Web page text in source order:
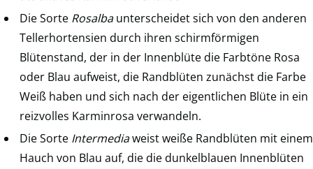
Die Sorte Rosalbaunterscheidet sich von den anderen
Tellerhortensien durch ihren schirmförmigen
Blütenstand, der in der Innenblüte die Farbtöne Rosa
oder Blau aufweist, die Randblüten zunächst die Farbe
Weiß haben und sich nach der eigentlichen Blüte in ein
reizvolles Karminrosa verwandeln.
Die Sorte Intermediaweist weiße Randblüten mit einem
Hauch von Blau auf, die die dunkelblauen Innenblüten